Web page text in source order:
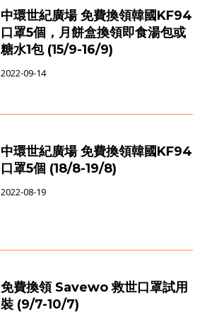
中環世紀廣場 免費換領韓國KF94
口罩5個，月餅盒換領即食湯包或
糖水1包 (15/9-16/9)
2022-09-14
中環世紀廣場 免費換領韓國KF94
口罩5個 (18/8-19/8)
2022-08-19
免費換領 Savewo 救世口罩試用
裝 (9/7-10/7)